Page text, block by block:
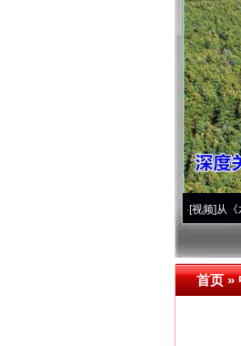
从《水浒传
首页»